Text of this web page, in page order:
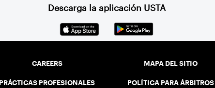
Descarga la aplicación USTA
CAREERS
PRÁCTICAS PROFESIONALES
MAPA DEL SITIO
POLÍTICA PARA ÁRBITROS